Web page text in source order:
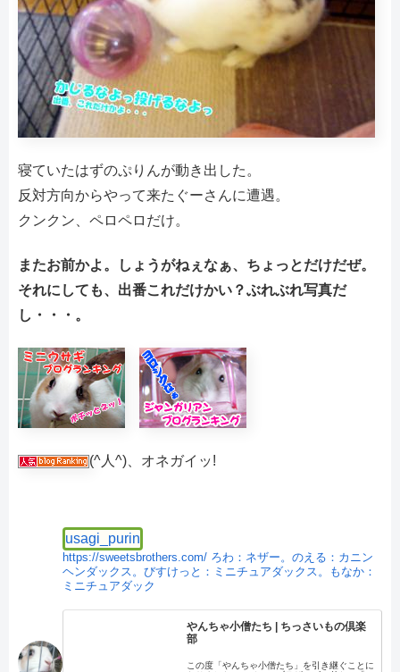
寝ていたはずのぷりんが動き出した。
反対方向からやって来たぐーさんに遭遇。
クンクン、ペロペロだけ。
またお前かよ。しょうがねぇなぁ、ちょっとだけだぜ。
それにしても、出番これだけかい？ぶれぶれ写真だ
し・・・。
(^人^)、オネガイッ!
usagi_purin
https://sweetsbrothers.com/ ろわ：ネザー。のえる：カニン
ヘンダックス。びすけっと：ミニチュアダックス。もなか：
ミニチュアダック
やんちゃ小僧たち | ちっさいもの倶楽
部
この度「やんちゃ小僧たち」を引き継ぐことに